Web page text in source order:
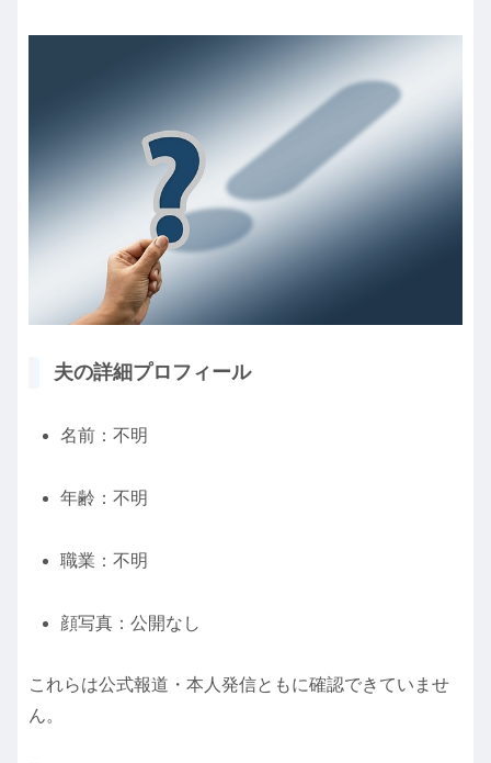
夫の詳細プロフィール
名前：不明
年齢：不明
職業：不明
顔写真：公開なし
これらは公式報道・本人発信ともに確認できていませ
ん。